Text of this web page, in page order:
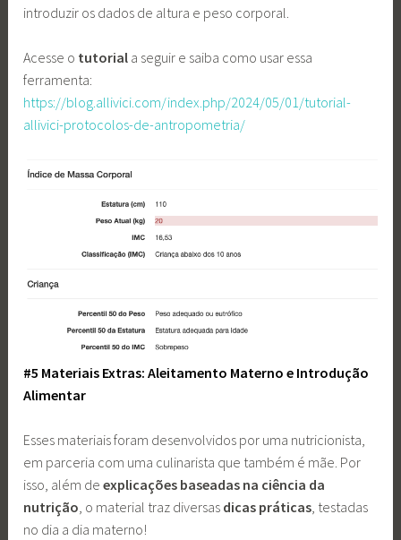
introduzir os dados de altura e peso corporal.
Acesse o tutorial a seguir e saiba como usar essa
ferramenta:
https://blog.allivici.com/index.php/2024/05/01/tutorial-
allivici-protocolos-de-antropometria/
#5 Materiais Extras: Aleitamento Materno e Introdução
Alimentar
Esses materiais foram desenvolvidos por uma nutricionista,
em parceria com uma culinarista que também é mãe. Por
isso, além deexplicações baseadas na ciência da
nutrição, o material traz diversas dicas práticas, testadas
no dia a dia materno!